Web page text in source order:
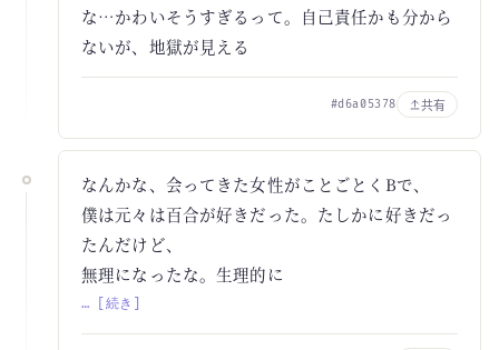
な…かわいそうすぎるって。自己責任かも分から
ないが、地獄が見える
#d6a05378 共有
なんかな、会ってきた女性がことごとくBで、
僕は元々は百合が好きだった。たしかに好きだっ
たんだけど、
無理になったな。生理的に
… [続き]